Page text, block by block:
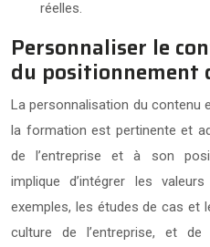
réelles.
Personnaliser le
du positionnement
La personnalisation du contenu
la formation est pertinente et
de l’entreprise et à son
implique d’intégrer les
exemples, les études de cas et
culture de l’entreprise, et de